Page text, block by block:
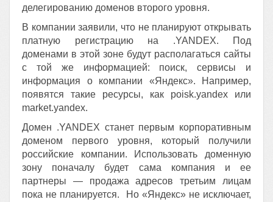
делегированию доменов второго уровня.
В компании заявили, что не планируют открывать
платную регистрацию на .YANDEX. Под
доменами в этой зоне будут располагаться сайты
с той же информацией: поиск, сервисы и
информация о компании «Яндекс». Например,
появятся такие ресурсы, как poisk.yandex или
market.yandex.
Домен .YANDEX станет первым корпоративным
доменом первого уровня, который получили
российские компании. Использовать доменную
зону поначалу будет сама компания и ее
партнеры — продажа адресов третьим лицам
пока не планируется. Но «Яндекс» не исключает,